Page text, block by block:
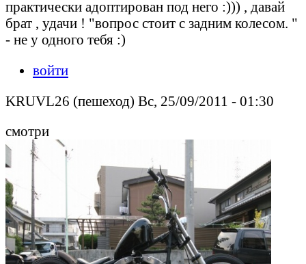
практически адоптирован под него :))) , давай
брат , удачи ! "вопрос стоит с задним колесом. "
- не у одного тебя :)
войти
KRUVL26 (пешеход) Вс, 25/09/2011 - 01:30
смотри